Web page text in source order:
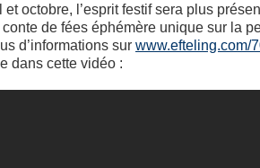
et octobre, l’esprit festif sera plus
de fées éphémère unique sur la
d’informations sur www.efteling.com/
dans cette vidéo :